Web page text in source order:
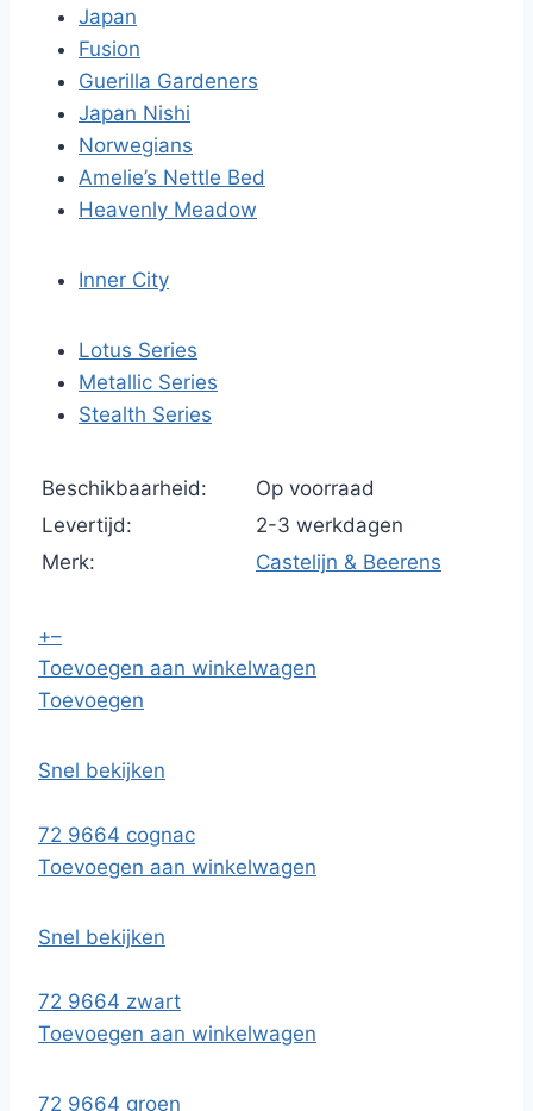
Japan
Fusion
Guerilla Gardeners
Japan Nishi
Norwegians
Amelie’s Nettle Bed
Heavenly Meadow
Inner City
Lotus Series
Metallic Series
Stealth Series
Beschikbaarheid:
Op voorraad
Levertijd:
2-3 werkdagen
Merk:
Castelijn & Beerens
+–
Toevoegen aan winkelwagen
Toevoegen
Snel bekijken
72 9664 cognac
Toevoegen aan winkelwagen
Snel bekijken
72 9664 zwart
Toevoegen aan winkelwagen
72 9664 groen